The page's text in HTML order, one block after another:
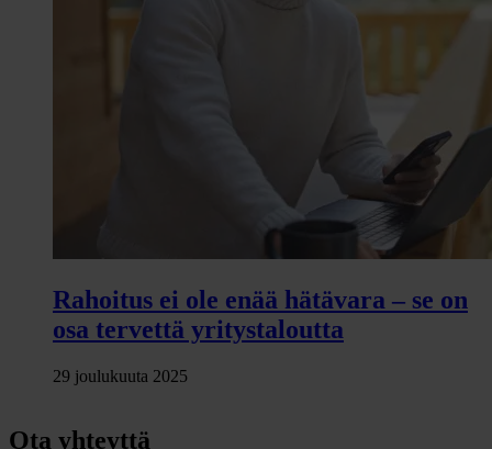
Rahoitus ei ole enää hätävara – se on
osa tervettä yritystaloutta
29 joulukuuta 2025
Ota yhteyttä